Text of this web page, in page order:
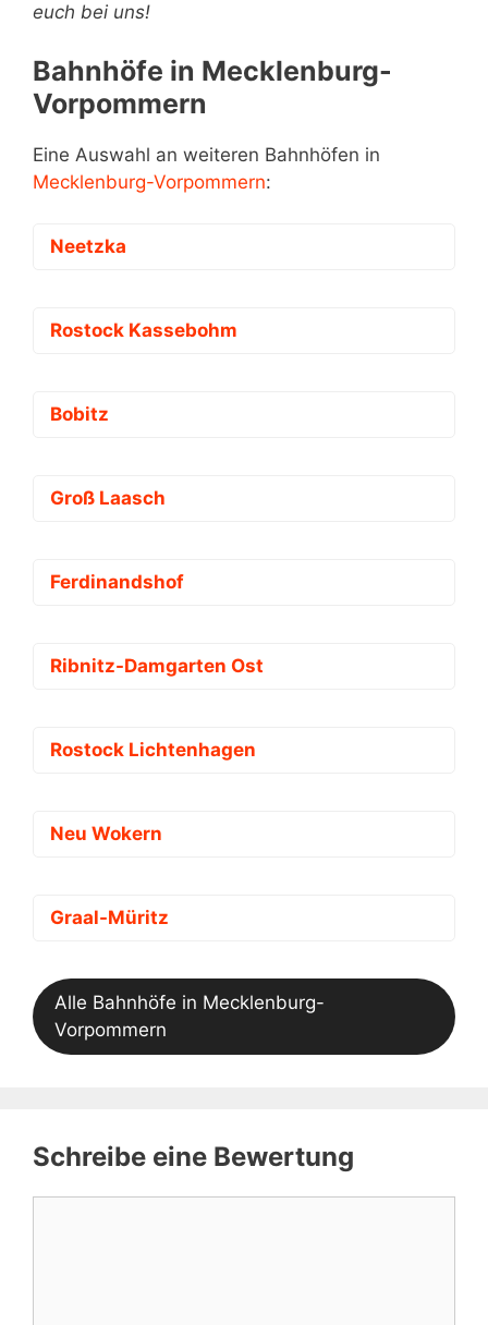
euch bei uns!
Bahnhöfe in Mecklenburg-
Vorpommern
Eine Auswahl an weiteren Bahnhöfen in
Mecklenburg-Vorpommern:
Neetzka
Rostock Kassebohm
Bobitz
Groß Laasch
Ferdinandshof
Ribnitz-Damgarten Ost
Rostock Lichtenhagen
Neu Wokern
Graal-Müritz
Alle Bahnhöfe in Mecklenburg-
Vorpommern
Schreibe eine Bewertung